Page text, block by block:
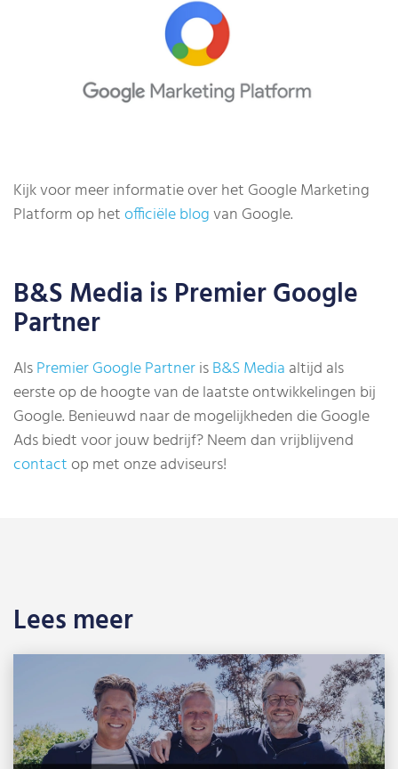
Kijk voor meer informatie over het Google Marketing
Platform op hetofficiële blogvan Google.
B&S Media is Premier Google
Partner
AlsPremier Google PartnerisB&S Media altijd als
eerste op de hoogte van de laatste ontwikkelingen bij
Google. Benieuwd naar de mogelijkheden die Google
Ads biedt voor jouw bedrijf? Neem dan vrijblijvend
contactop met onze adviseurs!
Lees meer